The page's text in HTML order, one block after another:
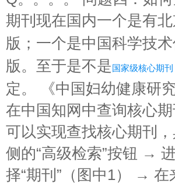
期刊现在国内一个是有
版；一个是中国科学技
版。至于是不是国家级核心期刊
定。 《中国妇幼健康研
在中国知网中查询核心
可以实现查找核心期刊
侧的“高级检索”按钮 →
择“期刊”（图中1） →